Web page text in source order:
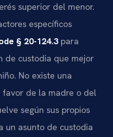
superior del menor.
específicos
§ 20-124.3para
de custodia que mejor
No existe una
favor de la madre o del
según sus propios
un asunto de custodia